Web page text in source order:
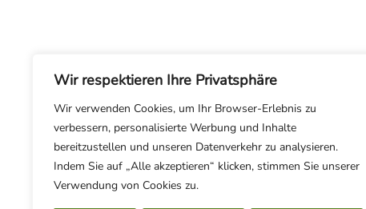
Wir respektieren Ihre Privatsphäre
Wir verwenden Cookies, um Ihr Browser-Erlebnis zu
verbessern, personalisierte Werbung und Inhalte
bereitzustellen und unseren Datenverkehr zu analysieren.
Indem Sie auf „Alle akzeptieren“ klicken, stimmen Sie unserer
Verwendung von Cookies zu.
Waldorfpädagogik
Die Naturkinder Kienwerder arbeiten
Grundgedanken der Waldorfpädagogik
Vertiefungsimpulse in der
Wir achten auf: